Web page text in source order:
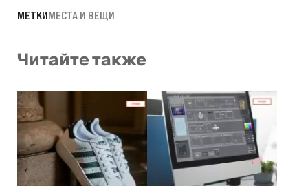
МЕТКИМЕСТА И ВЕЩИ
Читайте также